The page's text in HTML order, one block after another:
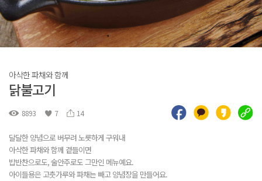
아삭한 파채와 함께
닭불고기
8893 7 14
달달한 양념으로 버무려 노릇하게 구워내
아삭한 파채와 함께 곁들이면
밥반찬으로도, 술안주로도 그만인 메뉴예요.
아이들용은 고춧가루와 파채는 빼고 양념장을 만들어요.